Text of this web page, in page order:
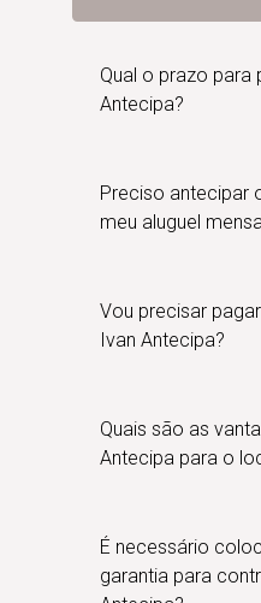
Qual o prazo para
Antecipa?
Preciso antecipar
meu aluguel
Vou precisar
Ivan Antecipa?
Quais são as
Antecipa para o
É necessário
garantia para